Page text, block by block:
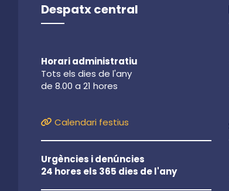
Despatx central
Horari administratiu
Tots els dies de l'any
de 8.00 a 21 hores
Calendari festius
Urgències i denúncies
24 hores els 365 dies de l'any